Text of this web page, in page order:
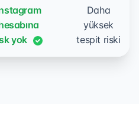
yok
Daha
yüksek
tespit riski